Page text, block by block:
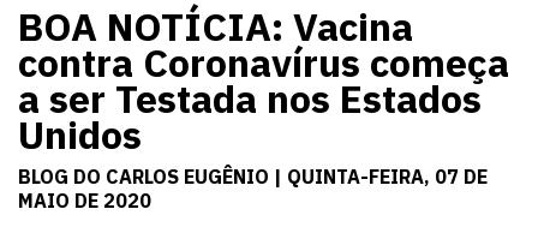
BOA NOTÍCIA: Vacina
contra Coronavírus começa
a ser Testada nos Estados
Unidos
BLOG DO CARLOS EUGÊNIO | QUINTA-FEIRA, 07 DE
MAIO DE 2020